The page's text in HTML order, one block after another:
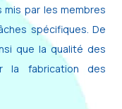
par les membres
spécifiques. De
que la qualité des
la fabrication des